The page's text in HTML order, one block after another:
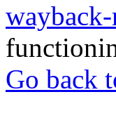
Go back